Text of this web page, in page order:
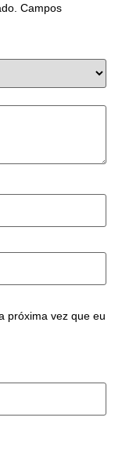
Campos
próxima vez que eu